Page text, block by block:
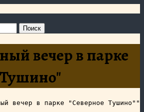
вечер в парке